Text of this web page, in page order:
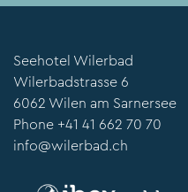
Seehotel Wilerbad
Wilerbadstrasse 6
6062 Wilen am Sarnersee
Phone +41 41 662 70 70
info@wilerbad.ch